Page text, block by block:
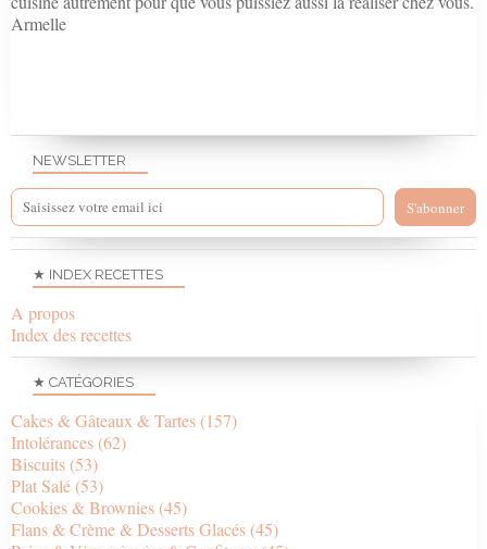
NEWSLETTER
★ INDEX RECETTES
A propos
Index des recettes
★ CATÉGORIES
Cakes & Gâteaux & Tartes (157)
Intolérances (62)
Biscuits (53)
Plat Salé (53)
Cookies & Brownies (45)
Flans & Crème & Desserts Glacés (45)
Armelle